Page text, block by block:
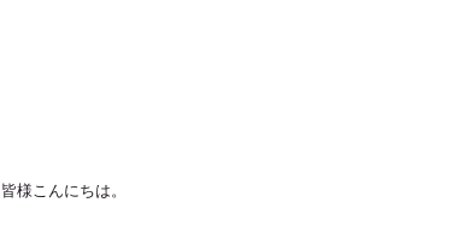
皆様こんにちは。